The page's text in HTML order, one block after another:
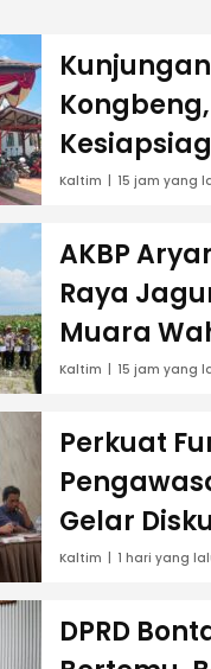
Kaltim 15 jam yang
AKBP
Raya
Muara
Kaltim 15 jam yang
Perkuat
Gelar
Kaltim 1 hari yang
DPRD